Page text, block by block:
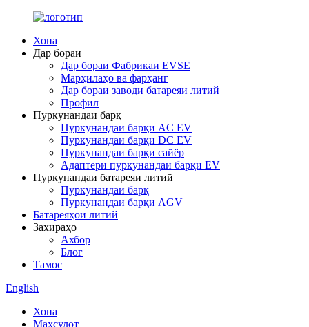
Хона
Дар бораи
Дар бораи Фабрикаи EVSE
Марҳилаҳо ва фарҳанг
Дар бораи заводи батареяи литий
Профил
Пуркунандаи барқ
Пуркунандаи барқи AC EV
Пуркунандаи барқи DC EV
Пуркунандаи барқи сайёр
Адаптери пуркунандаи барқи EV
Пуркунандаи батареяи литий
Пуркунандаи барқ
Пуркунандаи барқи AGV
Батареяҳои литий
Захираҳо
Ахбор
Блог
Тамос
English
Хона
Маҳсулот